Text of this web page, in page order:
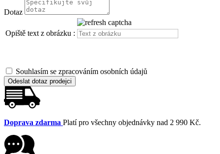
Dotaz
Opiště text z obrázku :
Souhlasím se zpracováním osobních údajů
Odeslat dotaz prodejci
Doprava zdarma Platí pro všechny objednávky nad 2 990 Kč.